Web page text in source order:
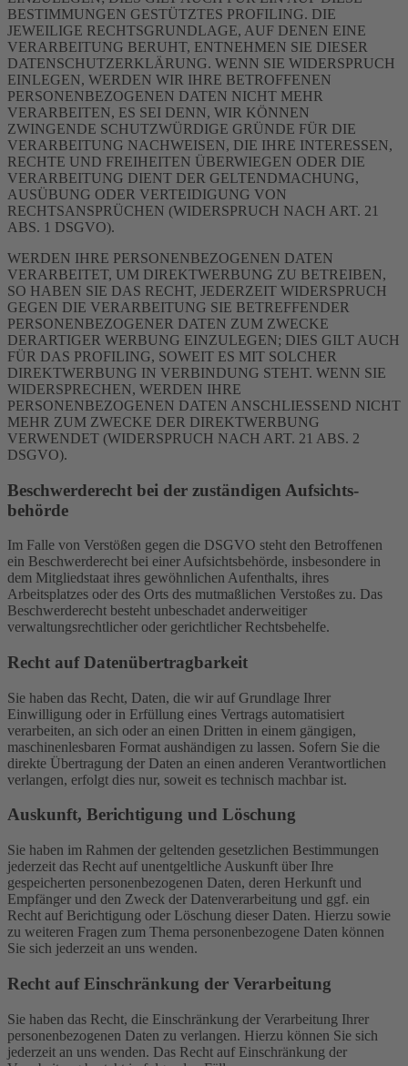
BESTIMMUNGEN GESTÜTZTES PROFILING. DIE
JEWEILIGE RECHTSGRUNDLAGE, AUF DENEN EINE
VERARBEITUNG BERUHT, ENTNEHMEN SIE DIESER
DATENSCHUTZERKLÄRUNG. WENN SIE WIDERSPRUCH
EINLEGEN, WERDEN WIR IHRE BETROFFENEN
PERSONENBEZOGENEN DATEN NICHT MEHR
VERARBEITEN, ES SEI DENN, WIR KÖNNEN
ZWINGENDE SCHUTZWÜRDIGE GRÜNDE FÜR DIE
VERARBEITUNG NACHWEISEN, DIE IHRE INTERESSEN,
RECHTE UND FREIHEITEN ÜBERWIEGEN ODER DIE
VERARBEITUNG DIENT DER GELTENDMACHUNG,
AUSÜBUNG ODER VERTEIDIGUNG VON
RECHTSANSPRÜCHEN (WIDERSPRUCH NACH ART. 21
ABS. 1 DSGVO).
WERDEN IHRE PERSONENBEZOGENEN DATEN
VERARBEITET, UM DIREKTWERBUNG ZU BETREIBEN,
SO HABEN SIE DAS RECHT, JEDERZEIT WIDERSPRUCH
GEGEN DIE VERARBEITUNG SIE BETREFFENDER
PERSONENBEZOGENER DATEN ZUM ZWECKE
DERARTIGER WERBUNG EINZULEGEN; DIES GILT AUCH
FÜR DAS PROFILING, SOWEIT ES MIT SOLCHER
DIREKTWERBUNG IN VERBINDUNG STEHT. WENN SIE
WIDERSPRECHEN, WERDEN IHRE
PERSONENBEZOGENEN DATEN ANSCHLIESSEND NICHT
MEHR ZUM ZWECKE DER DIREKTWERBUNG
VERWENDET (WIDERSPRUCH NACH ART. 21 ABS. 2
DSGVO).
Beschwerde­recht bei der zuständigen Aufsichts­
behörde
Im Falle von Verstößen gegen die DSGVO steht den Betroffenen
ein Beschwerderecht bei einer Aufsichtsbehörde, insbesondere in
dem Mitgliedstaat ihres gewöhnlichen Aufenthalts, ihres
Arbeitsplatzes oder des Orts des mutmaßlichen Verstoßes zu. Das
Beschwerderecht besteht unbeschadet anderweitiger
verwaltungsrechtlicher oder gerichtlicher Rechtsbehelfe.
Recht auf Daten­übertrag­barkeit
Sie haben das Recht, Daten, die wir auf Grundlage Ihrer
Einwilligung oder in Erfüllung eines Vertrags automatisiert
verarbeiten, an sich oder an einen Dritten in einem gängigen,
maschinenlesbaren Format aushändigen zu lassen. Sofern Sie die
direkte Übertragung der Daten an einen anderen Verantwortlichen
verlangen, erfolgt dies nur, soweit es technisch machbar ist.
Auskunft, Berichtigung und Löschung
Sie haben im Rahmen der geltenden gesetzlichen Bestimmungen
jederzeit das Recht auf unentgeltliche Auskunft über Ihre
gespeicherten personenbezogenen Daten, deren Herkunft und
Empfänger und den Zweck der Datenverarbeitung und ggf. ein
Recht auf Berichtigung oder Löschung dieser Daten. Hierzu sowie
zu weiteren Fragen zum Thema personenbezogene Daten können
Sie sich jederzeit an uns wenden.
Recht auf Einschränkung der Verarbeitung
Sie haben das Recht, die Einschränkung der Verarbeitung Ihrer
personenbezogenen Daten zu verlangen. Hierzu können Sie sich
jederzeit an uns wenden. Das Recht auf Einschränkung der